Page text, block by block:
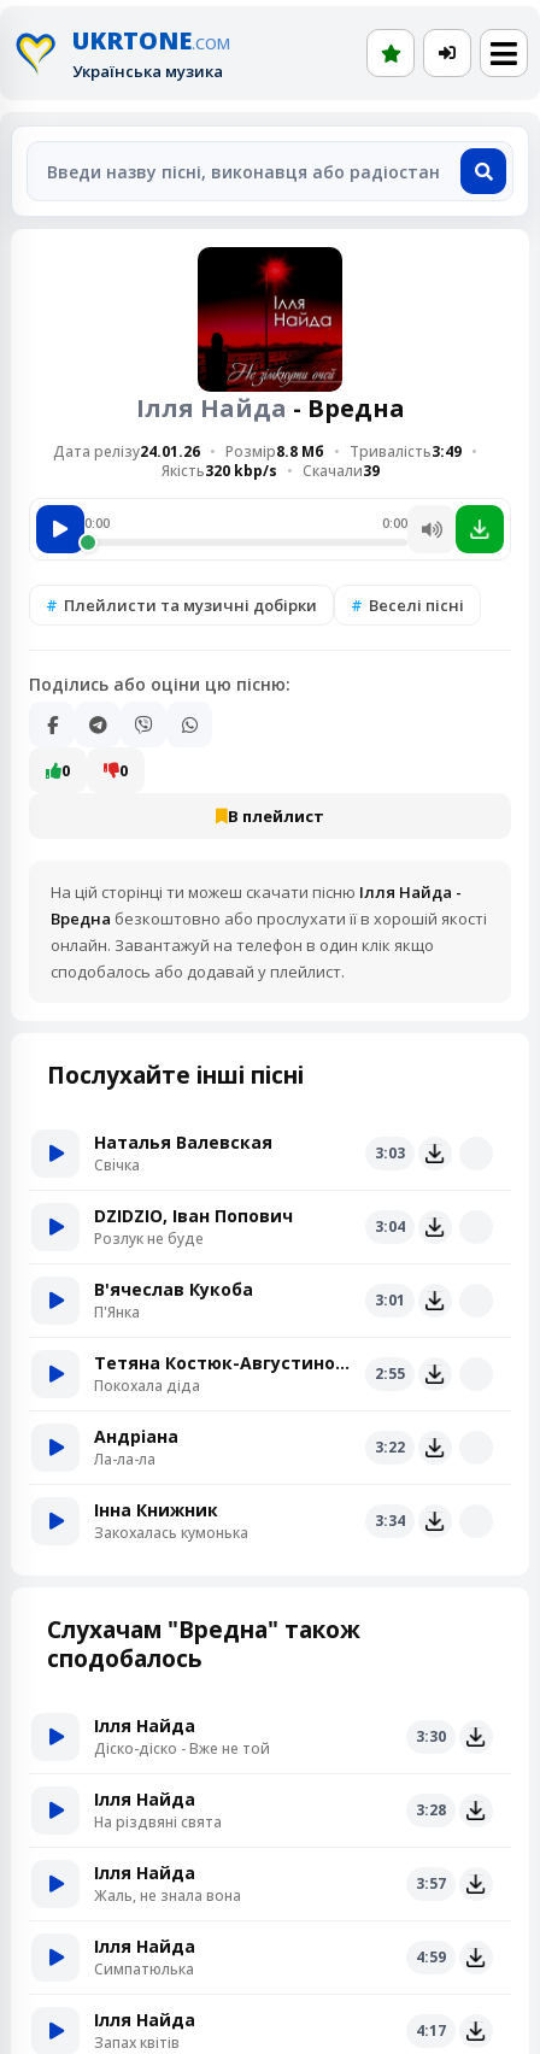
UKRTONE.COM
Українська музика
Ілля Найда - Вредна
Дата релізу24.01.26 Розмір8.8 Мб Тривалість3:49
Якість320 kbp/s Скачали39
0:00 0:00
Плейлисти та музичні добірки Веселі пісні
Поділись або оціни цю пісню:
0 0
В плейлист
На цій сторінці ти можеш скачати пісню Ілля Найда -
Вредна безкоштовно або прослухати її в хорошій якості
онлайн. Завантажуй на телефон в один клік якщо
сподобалось або додавай у плейлист.
Послухайте інші пісні
Наталья Валевская
Свiчка
3:03
DZIDZIO, Іван Попович
Розлук не буде
3:04
В'ячеслав Кукоба
П'Янка
3:01
Тетяна Костюк-Августинович
Покохала діда
2:55
Андріана
Ла-ла-ла
3:22
Інна Книжник
Закохалась кумонька
3:34
Слухачам "Вредна" також
сподобалось
Ілля Найда
Діско-діско - Вже не той
3:30
Ілля Найда
На різдвяні свята
3:28
Ілля Найда
Жаль, не знала вона
3:57
Ілля Найда
Симпатюлька
4:59
Ілля Найда
Запах квітів
4:17